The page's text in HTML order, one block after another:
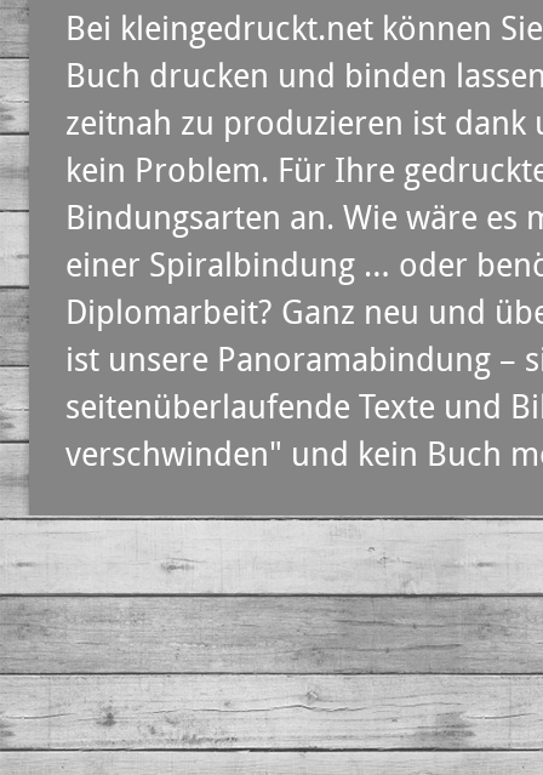
Bei kleingedruckt.net können
Buch drucken und binden
zeitnah zu produzieren ist
kein Problem. Für Ihre
Bindungsarten an. Wie wäre
einer Spiralbindung … oder
Diplomarbeit? Ganz neu und
ist unsere Panoramabindung –
seitenüberlaufende Texte und
verschwinden" und kein Buch